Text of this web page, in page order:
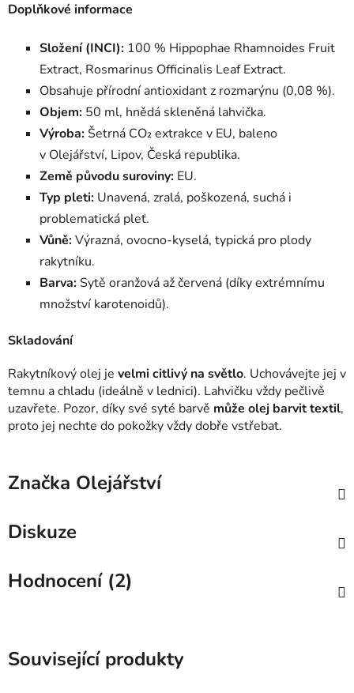
Doplňkové informace
Složení (INCI): 100 % Hippophae Rhamnoides Fruit
Extract, Rosmarinus Officinalis Leaf Extract.
Obsahuje přírodní antioxidant z rozmarýnu (0,08 %).
Objem: 50 ml, hnědá skleněná lahvička.
Výroba:Šetrná CO₂ extrakce v EU, baleno
v Olejářství, Lipov, Česká republika.
Země původu suroviny: EU.
Typ pleti: Unavená, zralá, poškozená, suchá i
problematická pleť.
Vůně:Výrazná, ovocno-kyselá, typická pro plody
rakytníku.
Barva:Sytě oranžová až červená (díky extrémnímu
množství karotenoidů).
Skladování
Rakytníkový olej je velmi citlivý na světlo. Uchovávejte jej v
temnu a chladu (ideálně v lednici). Lahvičku vždy pečlivě
uzavřete. Pozor, díky své syté barvě může olej barvit textil,
proto jej nechte do pokožky vždy dobře vstřebat.
Značka Olejářství
Diskuze
Hodnocení (2)
Související produkty